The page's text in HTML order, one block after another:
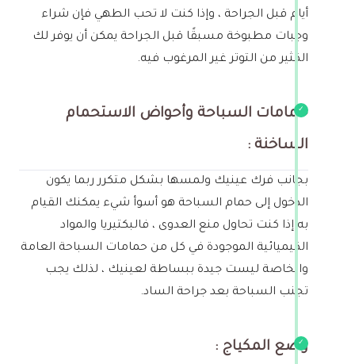
أيام قبل الجراحة ، وإذا كنت لا تحب الطهي فإن شراء
وجبات مطبوخة مسبقًا قبل الجراحة يمكن أن يوفر لك
الكثير من التوتر غير المرغوب فيه.
حمامات السباحة وأحواض الاستحمام
الساخنة :
بجانب فرك عينيك ولمسها بشكل متكرر ربما يكون
الدخول إلى حمام السباحة هو أسوأ شيء يمكنك القيام
به إذا كنت تحاول منع العدوى ، فالبكتيريا والمواد
الكيميائية الموجودة في كل من حمامات السباحة العامة
والخاصة ليست جيدة ببساطة لعينيك ، لذلك يجب
تجنب السباحة بعد جراحة الساد.
وضع المكياج :